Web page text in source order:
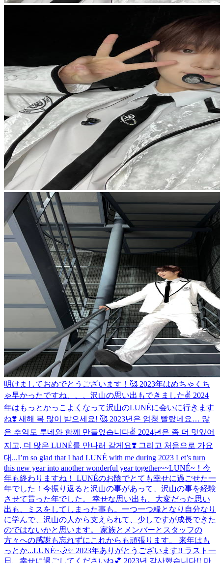
明けましておめでとうございます！🥰 2023年はめちゃくち
ゃ早かったですね、、、沢山の思い出もできました✌️ 2024
年はもっとかっこよくなって沢山のLUNÉに会いに行きます
ね❣️ 새해 복 많이 받으세요! 🥰 2023년은 엄청 빨랐네요… 많
은 추억도 루네와 함께 만들었습니다✌️ 2024년은 좀 더 멋있어
지고, 더 많은 LUNÉ를 만나러 갈게요❣️ 그리고 처음으로 가요
대...I’m so glad that I had LUNÉ with me during 2023 Let’s turn
this new year into another wonderful year together~~LUNÉ~！今
年も終わりますね！ LUNÉのお陰でとても幸せに過ごせた一
年でした！今振り返ると沢山の事があって、沢山の事を経験
させて貰った年でした。 幸せな思い出も、大変だった思い
出も、ミスをしてしまった事も。一つ一つ糧となり自分なり
に学んで、沢山の人から支えられて、少しですが成長できた
のではないかと思います。 家族とメンバーとスタッフの
方々への感謝も忘れずにこれからも頑張ります。 来年はも
っとか...LUNÉ~🌙✨️ 2023年ありがとうございます!! ラスト一
日、幸せに過ごしてくださいね💕︎ 2023년 감사했습니다!! 마